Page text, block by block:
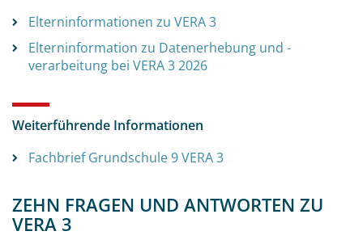
Elterninformationen zu VERA 3
Elterninformation zu Datenerhebung und -
verarbeitung bei VERA 3 2026
Weiterführende Informationen
Fachbrief Grundschule 9 VERA 3
ZEHN FRAGEN UND ANTWORTEN ZU
VERA 3